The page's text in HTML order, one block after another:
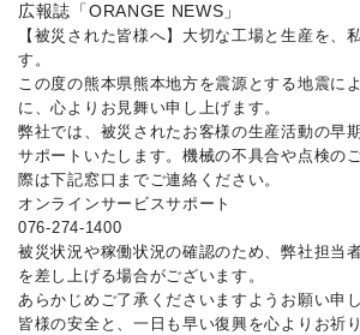
広報誌「ORANGE NEWS」
【被災された皆様へ】大切な工場と生産を、
す。
この度の熊本県熊本地方を震源とする地震に
に、心よりお見舞い申し上げます。
弊社では、被災されたお客様の生産活動の早
サポートいたします。機械の不具合や点検の
際は下記窓口までご連絡ください。
オンラインサービスサポート
076-274-1400
被災状況や稼働状況の確認のため、弊社担当
を差し上げる場合がございます。
あらかじめご了承くださいますようお願い申
皆様の安全と、一日も早い復興を心よりお祈